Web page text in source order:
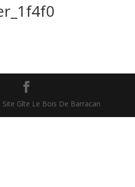
Gîte Le Bois De Barracan